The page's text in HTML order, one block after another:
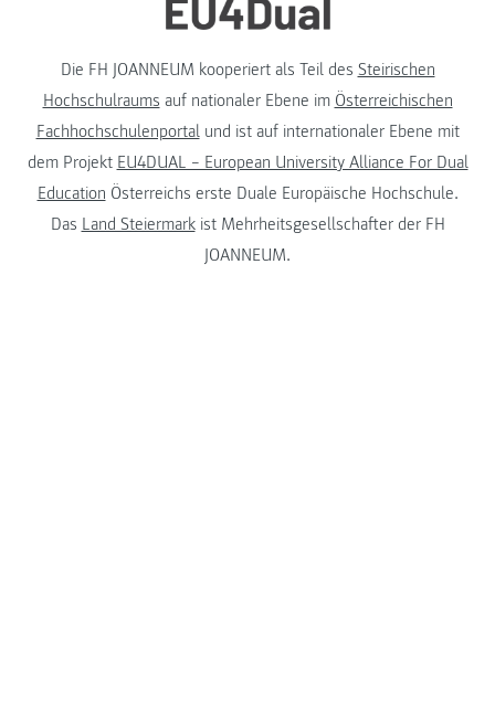
Die FH JOANNEUM kooperiert als Teil des Steirischen
Hochschulraums auf nationaler Ebene im Österreichischen
Fachhochschulenportalund ist auf internationaler Ebene mit
dem Projekt EU4DUAL – European University Alliance For Dual
Education Österreichs erste Duale Europäische Hochschule.
Das Land Steiermarkist Mehrheitsgesellschafter der FH
JOANNEUM.